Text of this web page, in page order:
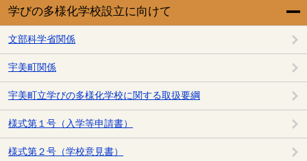
学びの多様化学校設立に向けて
文部科学省関係
宇美町関係
宇美町立学びの多様化学校に関する取扱要綱
様式第１号（入学等申請書）
様式第２号（学校意見書）